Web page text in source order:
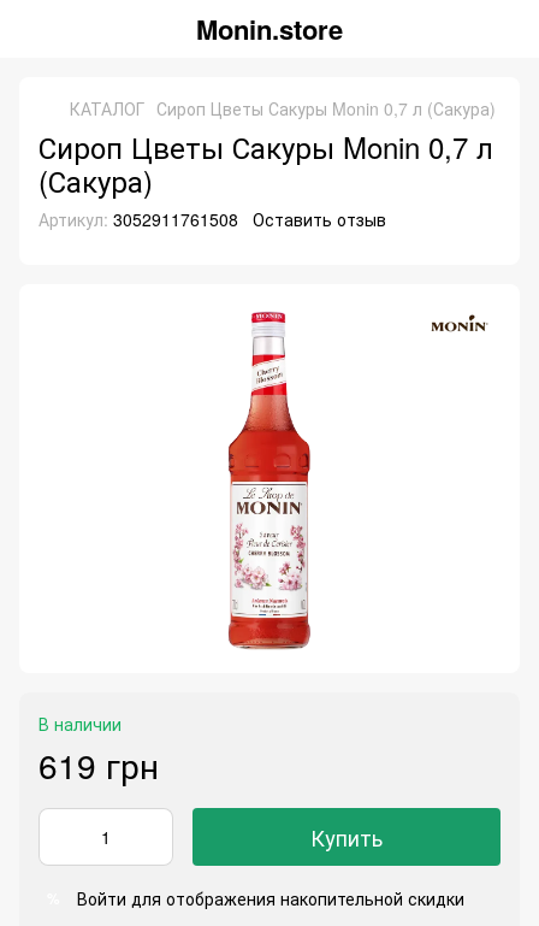
Monin.store
КАТАЛОГ Сироп Цветы Сакуры Monin 0,7 л (Сакура)
Сироп Цветы Сакуры Monin 0,7 л
(Сакура)
Артикул: 3052911761508 Оставить отзыв
В наличии
619 грн
Купить
Войти для отображения накопительной скидки